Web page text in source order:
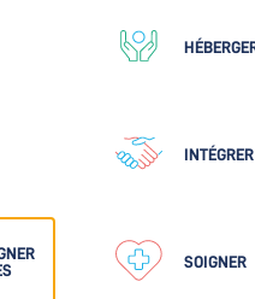
INTÉGRER
SOIGNER